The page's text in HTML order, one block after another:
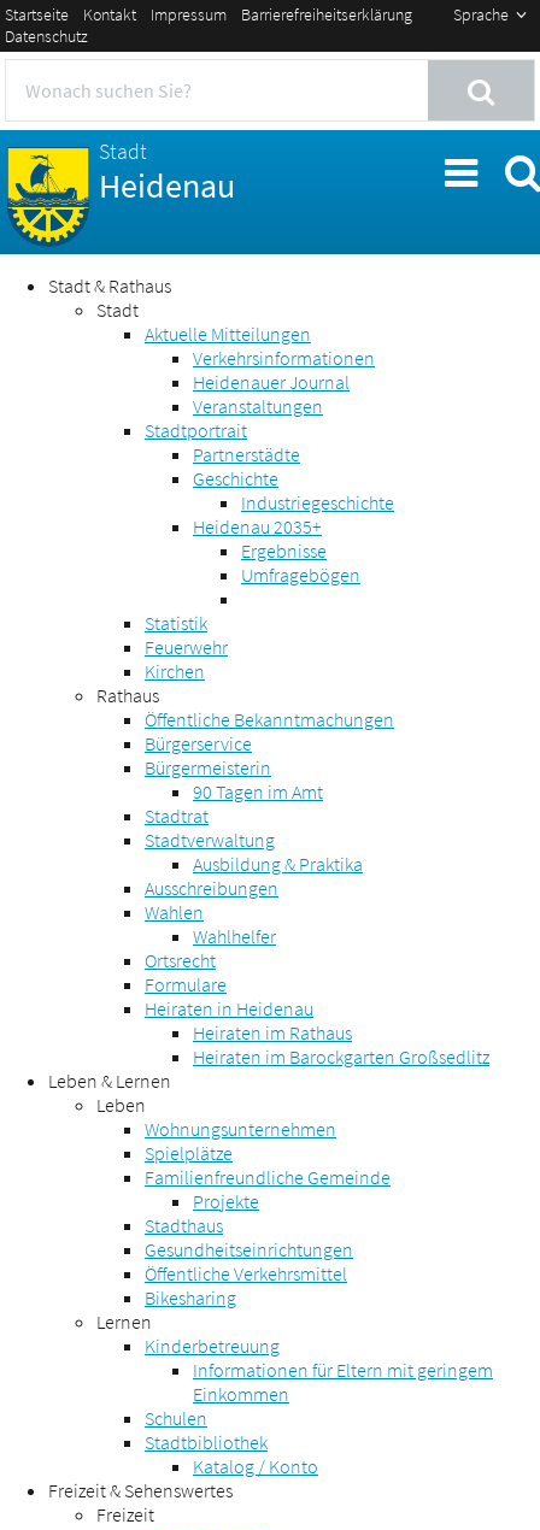
Sprache
Startseite Kontakt Impressum
Barrierefreiheitserklärung
Datenschutz
Stadt
Heidenau
Stadt & Rathaus
Stadt
Aktuelle Mitteilungen
Verkehrsinformationen
Heidenauer Journal
Veranstaltungen
Stadtportrait
Partnerstädte
Geschichte
Industriegeschichte
Heidenau 2035+
Ergebnisse
Umfragebögen
Statistik
Feuerwehr
Kirchen
Rathaus
Öffentliche Bekanntmachungen
Bürgerservice
Bürgermeisterin
90 Tagen im Amt
Stadtrat
Stadtverwaltung
Ausbildung & Praktika
Ausschreibungen
Wahlen
Wahlhelfer
Ortsrecht
Formulare
Heiraten in Heidenau
Heiraten im Rathaus
Heiraten im Barockgarten Großsedlitz
Leben & Lernen
Leben
Wohnungsunternehmen
Spielplätze
Familienfreundliche Gemeinde
Projekte
Stadthaus
Gesundheitseinrichtungen
Öffentliche Verkehrsmittel
Bikesharing
Lernen
Kinderbetreuung
Informationen für Eltern mit geringem
Einkommen
Schulen
Stadtbibliothek
Katalog / Konto
Freizeit & Sehenswertes
Freizeit